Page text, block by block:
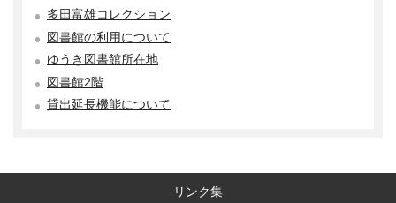
多田富雄コレクション
図書館の利用について
ゆうき図書館所在地
図書館2階
貸出延長機能について
リンク集